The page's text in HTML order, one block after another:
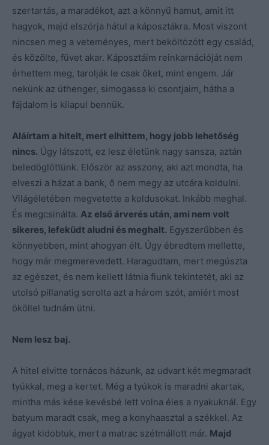
szertartás, a maradékot, azt a könnyű hamut, amit itt
hagyok, majd elszórja hátul a káposztákra. Most viszont
nincsen meg a veteményes, mert beköltözött egy család,
és közölte, füvet akar. Káposztáim reinkarnációját nem
érhettem meg, tarolják le csak őket, mint engem. Jár
nekünk az úthenger, simogassa ki csontjaim, hátha a
fájdalom is kilapul bennük.
Aláírtam a hitelt, mert elhittem, hogy jobb lehetőség
nincs. Úgy látszott, ez lesz életünk nagy sansza, aztán
beledöglöttünk. Először az asszony, aki azt mondta, ha
elveszi a házat a bank, ő nem megy az utcára koldulni.
Világéletében megvetette a koldusokat. Inkább meghal.
És megcsinálta. Az első árverés után, ami nem volt
sikeres, lefeküdt aludni és meghalt. Egyszerűbben és
könnyebben, mint ahogyan élt. Úgy ébredtem mellette,
hogy már megmerevedett. Haragudtam, mert megúszta
az egészet, és nem kellett látnia fiunk tekintetét, aki az
utolsó pillanatig sorolta azt a három szót, amiért most
ököllel tudnám ütni.
Nem lesz baj.
A hitel elvitte tornácos házunk, az udvart két megmaradt
tyúkkal, meg a kertet. Még a tyúkok is maradni akartak,
mintha más kése kevésbé lett volna éles a nyakuknál. Egy
batyum maradt csak, meg a konyhaasztal a székkel. Az
ágyat kidobtuk, mert a matrac szétmállott már. Majd